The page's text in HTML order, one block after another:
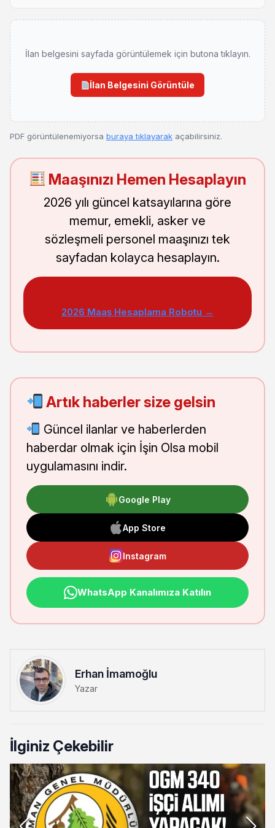
İlan belgesini sayfada görüntülemek için butona tıklayın.
İlan Belgesini Görüntüle
PDF görüntülenemiyorsa buraya tıklayarak açabilirsiniz.
Maaşınızı Hemen Hesaplayın
2026 yılı güncel katsayılarına göre
memur, emekli, asker ve
sözleşmeli personel maaşınızı tek
sayfadan kolayca hesaplayın.
2026 Maaş Hesaplama Robotu →
Artık haberler size gelsin
Güncel ilanlar ve haberlerden
haberdar olmak için İşin Olsa mobil
uygulamasını indir.
Google Play
App Store
Instagram
WhatsApp Kanalımıza Katılın
Erhan İmamoğlu
Yazar
İlginiz Çekebilir